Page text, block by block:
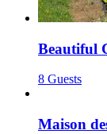
Beautiful
8 Guests
Maison